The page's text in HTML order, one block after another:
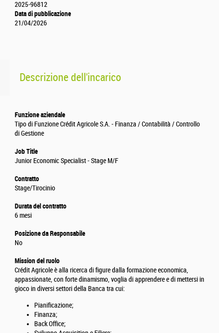
Descrizione dell'incarico
Funzione aziendale
Tipo di Funzione Crédit Agricole S.A. - Finanza / Contabilità / Controllo
di Gestione
Job Title
Junior Economic Specialist - Stage M/F
Contratto
Stage/Tirocinio
Durata del contratto
6 mesi
Posizione da Responsabile
No
Mission del ruolo
Crédit Agricole è alla ricerca di figure dalla formazione economica,
appassionate, con forte dinamismo, voglia di apprendere e di mettersi in
gioco in diversi settori della Banca tra cui:
Pianificazione;
Finanza;
Back Office;
2025-96812
Data di pubblicazione
21/04/2026